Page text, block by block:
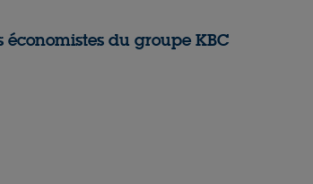
économistes du groupe KBC